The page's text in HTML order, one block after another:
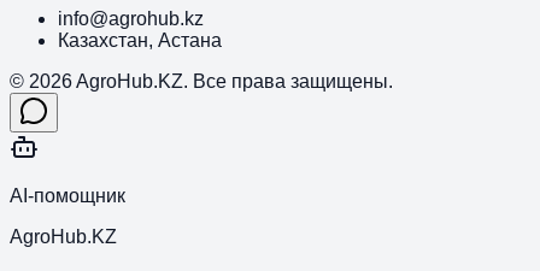
info@agrohub.kz
Казахстан, Астана
© 2026 AgroHub.KZ. Все права защищены.
AI-помощник
AgroHub.KZ